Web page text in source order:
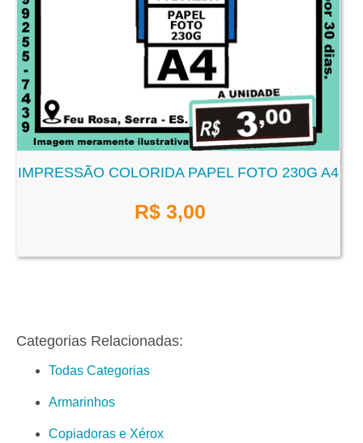
IMPRESSÃO COLORIDA PAPEL FOTO 230G A4
R$ 3,00
Categorias Relacionadas:
Todas Categorias
Armarinhos
Copiadoras e Xérox